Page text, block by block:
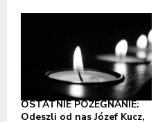
OSTATNIE POŻEGNANIE:
Odeszli od nas Józef Kucz,